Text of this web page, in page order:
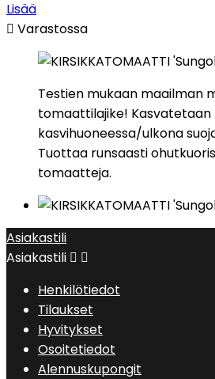
Lisää
 Varastossa
Testien mukaan maailman
tomaattilajike! Kasvatetaan
kasvihuoneessa/ulkona
Tuottaa runsaasti
tomaatteja.
Asiakastili
Asiakastili  
Henkilötiedot
Tilaukset
Hyvitykset
Osoitetiedot
Alennuskupongit